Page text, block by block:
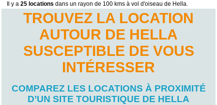
Il y a25 locations dans un rayon de 100 kms à vol d'oiseau de Hella.
TROUVEZ LA LOCATION
AUTOUR DE HELLA
SUSCEPTIBLE DE VOUS
INTÉRESSER
COMPAREZ LES LOCATIONS À PROXIMITÉ
D’UN SITE TOURISTIQUE DE HELLA